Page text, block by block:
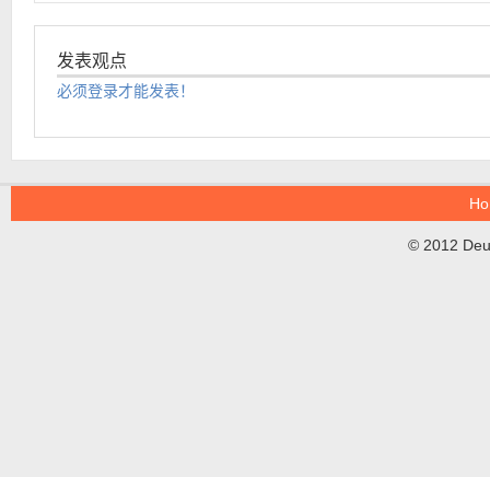
发表观点
必须登录才能发表！
© 2012